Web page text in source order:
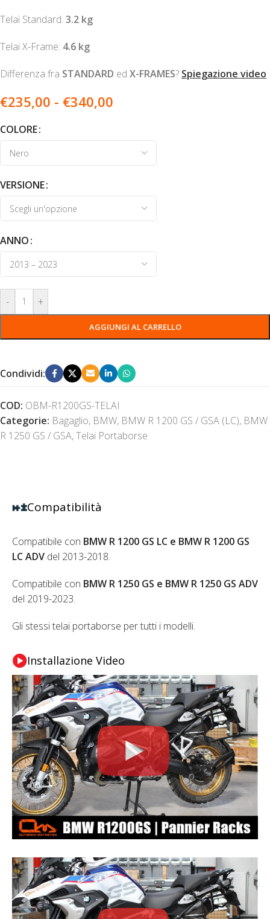
Telai Standard: 3.2 kg
Telai X-Frame: 4.6 kg
Differenza fra STANDARD ed X-FRAMES? Spiegazione video
€235,00 - €340,00
COLORE
VERSIONE
ANNO
- +
AGGIUNGI AL CARRELLO
Condividi:
COD: OBM-R1200GS-TELAI
Categorie: Bagaglio, BMW, BMW R 1200 GS / GSA (LC), BMW
R 1250 GS / GSA,Telai Portaborse
Compatibilità
Compatibile con BMW R 1200 GS LC e BMW R 1200 GS
LC ADV del 2013-2018.
Compatibile con BMW R 1250 GS e BMW R 1250 GS ADV
del 2019-2023.
Gli stessi telai portaborse per tutti i modelli.
Installazione Video